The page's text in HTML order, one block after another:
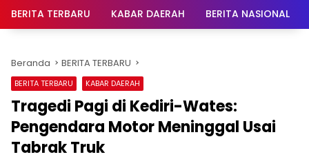
BERITA TERBARU KABAR DAERAH BERITA NASIONAL
Beranda BERITA TERBARU
BERITA TERBARU KABAR DAERAH
Tragedi Pagi di Kediri-Wates:
Pengendara Motor Meninggal Usai
Tabrak Truk